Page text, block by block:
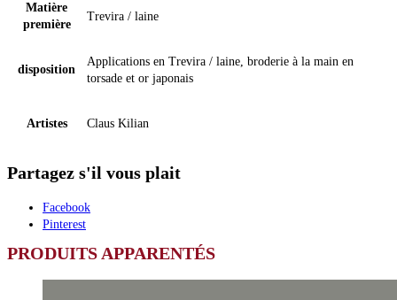
Matière
première
Trevira / laine
disposition
Applications en Trevira / laine, broderie à la main en
torsade et or japonais
Artistes Claus Kilian
Partagez s'il vous plait
Facebook
Pinterest
PRODUITS APPARENTÉS